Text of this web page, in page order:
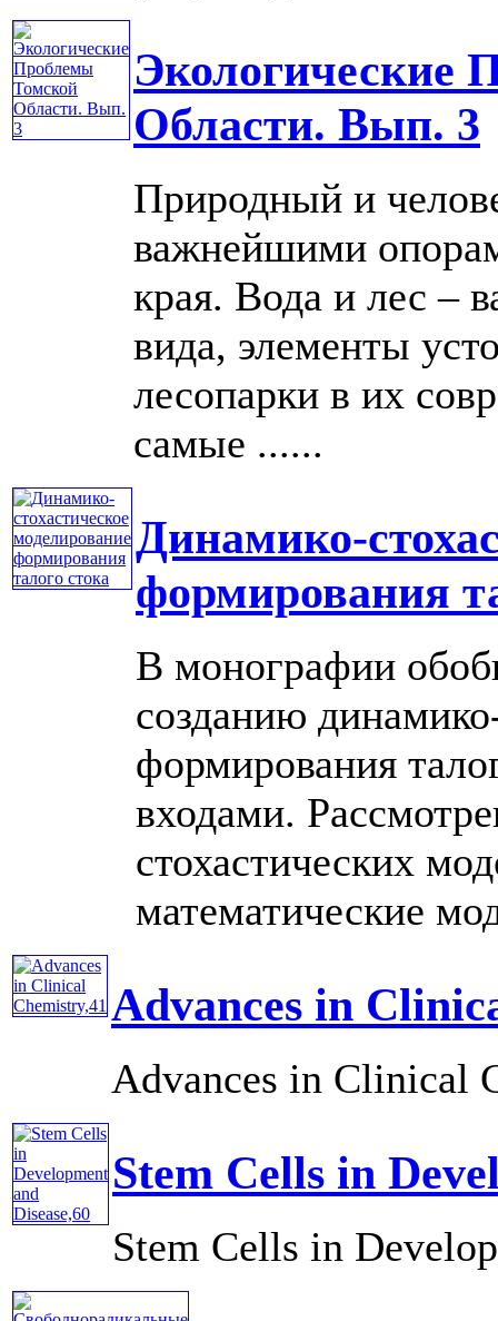
Экологические
Области. Вып. 3
Природный и
важнейшими
края. Вода и лес –
вида, элементы
лесопарки в их
самые ......
Динамико-
формирования
В монографии
созданию
формирования
входами.
стохастических
математические
Advances in
Advances in Clinical
Stem Cells in
Stem Cells in